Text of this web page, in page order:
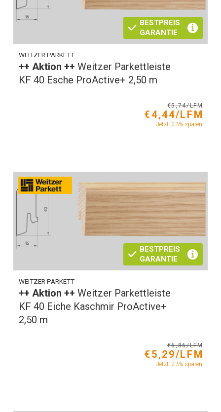
BESTPREIS
GARANTIE
WEITZER PARKETT
++ Aktion ++Weitzer Parkettleiste
KF 40 Esche ProActive+ 2,50 m
€5,74/LFM
€4,44/LFM
Jetzt: 23% sparen
BESTPREIS
GARANTIE
WEITZER PARKETT
++ Aktion ++Weitzer Parkettleiste
KF 40 Eiche Kaschmir ProActive+
2,50 m
€6,86/LFM
€5,29/LFM
Jetzt: 23% sparen